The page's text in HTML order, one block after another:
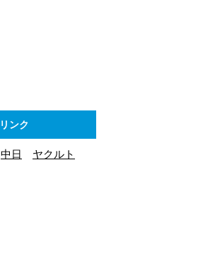
リンク
中日 ヤクルト